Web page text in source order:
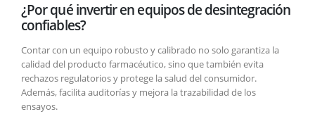
¿Por qué invertir en equipos de desintegración
confiables?
Contar con un equipo robusto y calibrado no solo garantiza la
calidad del producto farmacéutico, sino que también evita
rechazos regulatorios y protege la salud del consumidor.
Además, facilita auditorías y mejora la trazabilidad de los
ensayos.